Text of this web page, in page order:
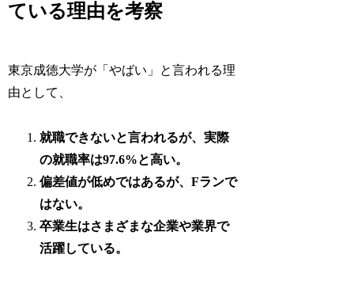
ている理由を考察
東京成徳大学が「やばい」と言われる理
由として、
就職できないと言われるが、実際
の就職率は97.6%と高い。
偏差値が低めではあるが、Fランで
はない。
卒業生はさまざまな企業や業界で
活躍している。